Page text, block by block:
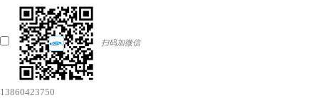
扫码加微信
13860423750